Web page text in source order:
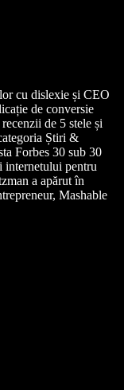
cu dislexie și CEO
de conversie
de 5 stele și
Știri &
Forbes 30 sub 30
internetului pentru
a apărut în
Mashable